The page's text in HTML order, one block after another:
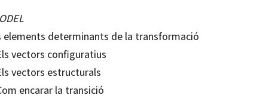
elements determinants de la transformació
vectors configuratius
vectors estructurals
encarar la transició